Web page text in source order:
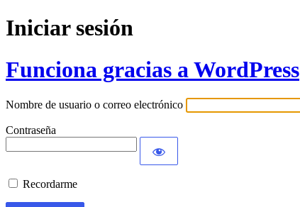
Iniciar sesión
Funciona gracias a WordPress
Nombre de usuario o correo electrónico
Contraseña
Recordarme